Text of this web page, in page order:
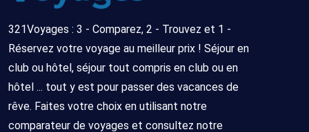
321Voyages : 3 - Comparez, 2 - Trouvez et 1 -
Réservez votre voyage au meilleur prix ! Séjour en
club ou hôtel, séjour tout compris en club ou en
hôtel ... tout y est pour passer des vacances de
rêve. Faites votre choix en utilisant notre
comparateur de voyages et consultez notre